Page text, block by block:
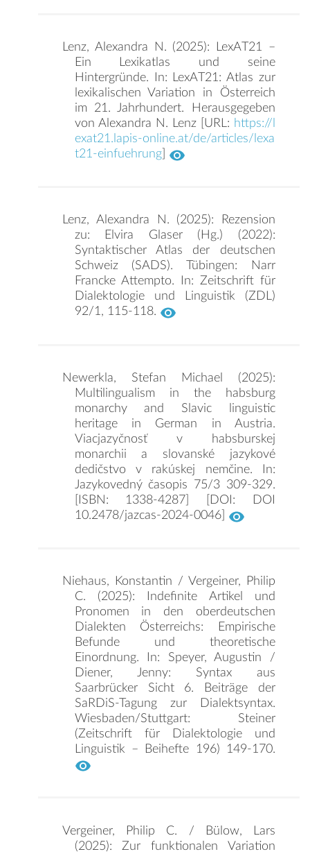
Vergeiner, Philip C. / Bülow, Lars
(2025): Zur funktionalen Variation
Niehaus, Konstantin / Vergeiner, Philip
C. (2025): Indefinite Artikel und
Pronomen in den oberdeutschen
Dialekten Österreichs: Empirische
Befunde und theoretische
Einordnung. In: Speyer, Augustin /
Diener, Jenny: Syntax aus
Saarbrücker Sicht 6. Beiträge der
SaRDiS-Tagung zur Dialektsyntax.
Wiesbaden/Stuttgart: Steiner
(Zeitschrift für Dialektologie und
Linguistik – Beihefte 196) 149-170.
Lenz, Alexandra N. (2025): LexAT21 –
Ein Lexikatlas und seine
Hintergründe. In: LexAT21: Atlas zur
lexikalischen Variation in Österreich
im 21. Jahrhundert. Herausgegeben
von Alexandra N. Lenz [URL: https://l
exat21.lapis-online.at/de/articles/lexa
t21-einfuehrung]
Lenz, Alexandra N. (2025): Rezension
zu: Elvira Glaser (Hg.) (2022):
Syntaktischer Atlas der deutschen
Schweiz (SADS). Tübingen: Narr
Francke Attempto. In: Zeitschrift für
Dialektologie und Linguistik (ZDL)
92/1, 115-118.
Newerkla, Stefan Michael (2025):
Multilingualism in the habsburg
monarchy and Slavic linguistic
heritage in German in Austria.
Viacjazyčnosť v habsburskej
monarchii a slovanské jazykové
dedičstvo v rakúskej nemčine. In:
Jazykovedný časopis 75/3 309-329.
[ISBN: 1338-4287] [DOI: DOI
10.2478/jazcas-2024-0046]